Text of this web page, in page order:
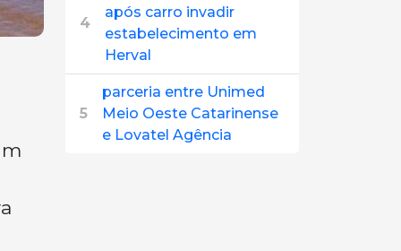
4
após carro invadir
estabelecimento em
Herval
5
parceria entre Unimed
Meio Oeste Catarinense
e Lovatel Agência